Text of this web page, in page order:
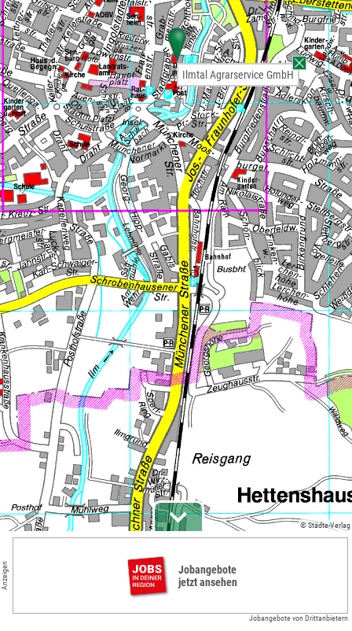
© Städte-Verlag
Ilmtal Agrarservice GmbH
Anzeigen
Jobangebote
jetzt ansehen
Jobangebote von Drittanbietern